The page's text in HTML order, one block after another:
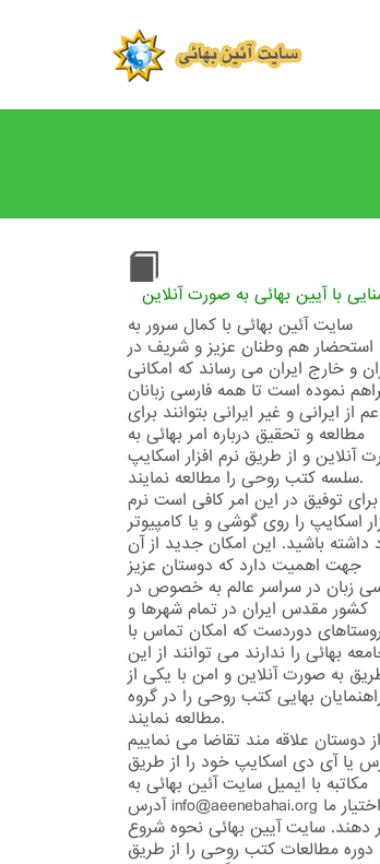
با آیین بهائی به صورت آنلاین
سایت آئین بهائی با کمال سرور به
استحضار هم وطنان عزیز و شریف در
و خارج ایران می رساند که امکانی
نموده است تا همه فارسی زبانان
از ایرانی و غیر ایرانی بتوانند برای
مطالعه و تحقیق درباره امر بهائی به
آنلاین و از طریق نرم افزار اسکایپ
سلسه کتب روحی را مطالعه نمایند.
برای توفیق در این امر کافی است نرم
اسکایپ را روی گوشی و یا کامپیوتر
داشته باشید. این امکان جدید از آن
جهت اهمیت دارد که دوستان عزیز
زبان در سراسر عالم به خصوص در
کشور مقدس ایران در تمام شهرها و
دوردست که امکان تماس با
بهائی را ندارند می توانند از این
به صورت آنلاین و امن با یکی از
بهایی کتب روحی را در گروه
مطالعه نمایند.
از دوستان علاقه مند تقاضا می نماییم
یا آی دی اسکایپ خود را از طریق
مکاتبه با ایمیل سایت آئین بهائی به
آدرس info@aeenebahai.org در اختیار ما
دهند. سایت آیین بهائی نحوه شروع
دوره مطالعات کتب روحی را از طریق